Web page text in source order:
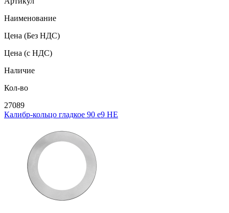
Наименование
Цена (Без НДС)
Цена (с НДС)
Наличие
Кол-во
27089
Калибр-кольцо гладкое 90 e9 НЕ